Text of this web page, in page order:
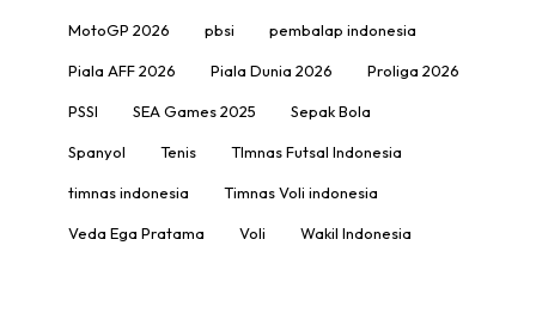
MotoGP 2026 pbsi pembalap indonesia
Piala AFF 2026 Piala Dunia 2026 Proliga 2026
PSSI SEA Games 2025 Sepak Bola
Spanyol Tenis TImnas Futsal Indonesia
timnas indonesia Timnas Voli indonesia
Veda Ega Pratama Voli Wakil Indonesia